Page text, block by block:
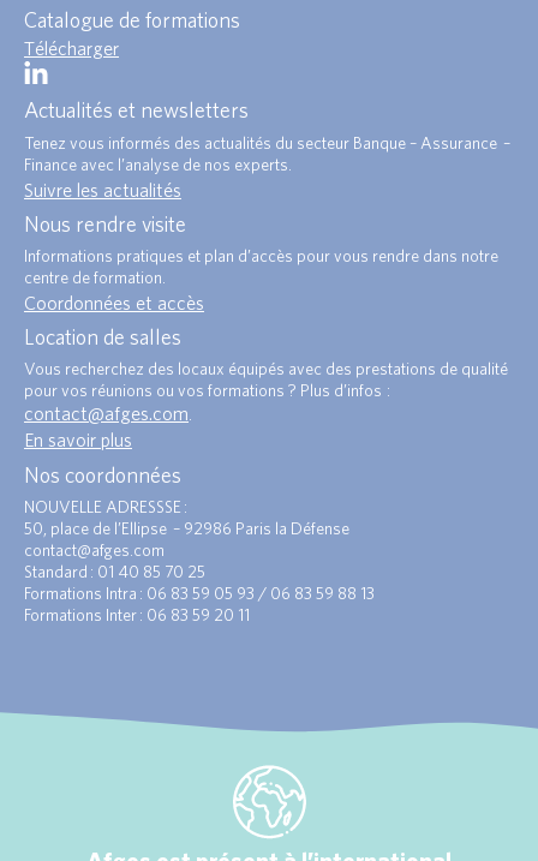
Catalogue de formations
Télécharger
Actualités et newsletters
Tenez vous informés des actualités du secteur Banque – Assurance –
Finance avec l’analyse de nos experts.
Suivre les actualités
Nous rendre visite
Informations pratiques et plan d’accès pour vous rendre dans notre
centre de formation.
Coordonnées et accès
Location de salles
Vous recherchez des locaux équipés avec des prestations de qualité
pour vos réunions ou vos formations ? Plus d’infos :
contact@afges.com.
En savoir plus
Nos coordonnées
NOUVELLE ADRESSSE :
50, place de l’Ellipse – 92986 Paris la Défense
contact@afges.com
Standard : 01 40 85 70 25
Formations Intra : 06 83 59 05 93 / 06 83 59 88 13
Formations Inter : 06 83 59 20 11